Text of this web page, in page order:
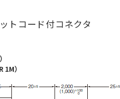
トコード付コネクタ
）